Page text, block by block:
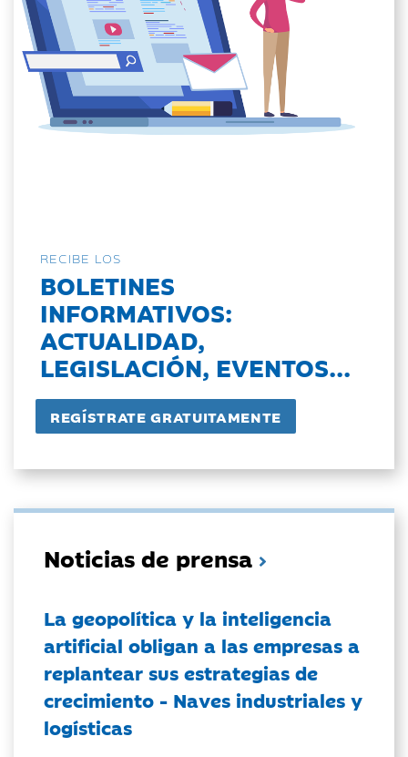
RECIBE LOS
BOLETINES
INFORMATIVOS:
ACTUALIDAD,
LEGISLACIÓN, EVENTOS...
Noticias de prensa
La geopolítica y la inteligencia
artificial obligan a las empresas a
replantear sus estrategias de
crecimiento - Naves industriales y
logísticas